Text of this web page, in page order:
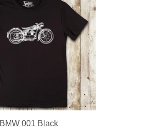
BMW 001 Black